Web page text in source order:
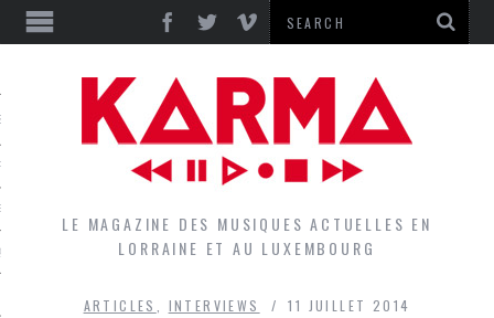
LE MAGAZINE DES MUSIQUES ACTUELLES EN
LORRAINE ET AU LUXEMBOURG
ARTICLES INTERVIEWS 11 JUILLET 2014